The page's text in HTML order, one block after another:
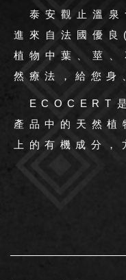
泰安觀止溫泉
進來自法國優
植物中葉、莖
然療法，給您身
ECOCERT是
產品中的天然
上的有機成分，